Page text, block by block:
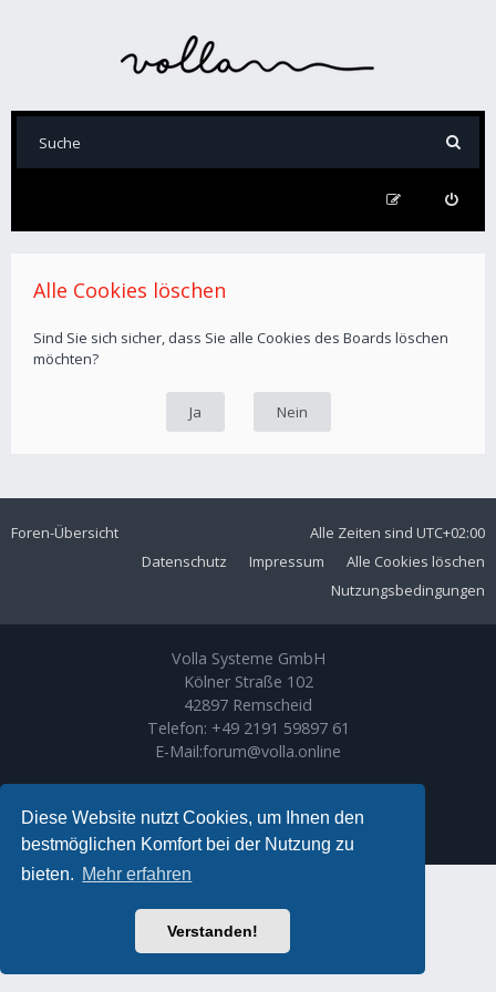
Diese Website nutzt Cookies, um Ihnen den
bestmöglichen Komfort bei der Nutzung zu
bieten. Mehr erfahren
Verstanden!
Alle Cookies löschen
Sind Sie sich sicher, dass Sie alle Cookies des Boards löschen
möchten?
Foren-Übersicht Alle Zeiten sind UTC+02:00
Alle Cookies löschen
Impressum
Datenschutz
Nutzungsbedingungen
Volla Systeme GmbH
Kölner Straße 102
42897 Remscheid
Telefon: +49 2191 59897 61
E-Mail:forum@volla.online
Ariki Theme byGramziu